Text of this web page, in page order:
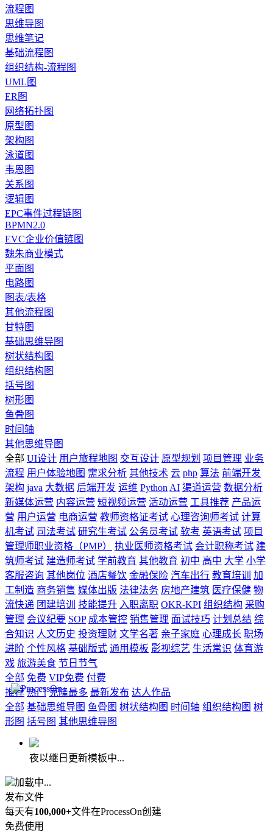
流程图
思维导图
思维笔记
基础流程图
组织结构-流程图
UML图
ER图
网络拓扑图
原型图
架构图
泳道图
韦恩图
关系图
逻辑图
EPC事件过程链图
BPMN2.0
EVC企业价值链图
魏朱商业模式
平面图
电路图
图表/表格
其他流程图
甘特图
基础思维导图
树状结构图
组织结构图
括号图
树形图
鱼骨图
时间轴
其他思维导图
全部 UI设计 用户旅程地图 交互设计 原型规划 项目管理 业务
流程 用户体验地图 需求分析 其他技术 云 php 算法 前端开发
架构 java 大数据 后端开发 运维 Python AI 渠道运营 数据分析
新媒体运营 内容运营 短视频运营 活动运营 工具推荐 产品运
营 用户运营 电商运营 教师资格证考试 心理咨询师考试 计算
机考试 司法考试 研究生考试 公务员考试 软考 英语考试 项目
管理师职业资格（PMP）
执业医师资格考试 会计职称考试 建
筑师考试 建造师考试 学前教育 其他教育 初中 高中 大学 小学
客服咨询 其他岗位 酒店餐饮 金融保险 汽车出行 教育培训
加
工制造 商务销售 媒体出版 法律法务 房地产建筑 医疗保健 物
流快递 团建培训 技能提升 入职离职 OKR-KPI 组织结构 采购
管理 会议纪要 SOP 成本管控 销售管理 面试技巧 计划总结 综
合知识 人文历史 投资理财 文学名著 亲子家庭 心理成长 职场
进阶 个性风格 基础版式 通用模板 影视综艺 生活常识 体育游
戏 旅游美食 节日节气
全部 免费 VIP免费 付费
推荐 热门 克隆最多 最新发布 达人作品
全部 基础思维导图 鱼骨图 树状结构图 时间轴 组织结构图 树
形图 括号图 其他思维导图
夜以继日更新模板中...
加载中...
发布文件
每天有100,000+文件在ProcessOn创建
免费使用